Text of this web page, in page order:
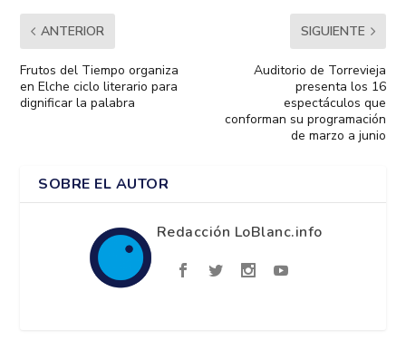
ANTERIOR
Frutos del Tiempo organiza
en Elche ciclo literario para
dignificar la palabra
SIGUIENTE
Auditorio de Torrevieja
presenta los 16
espectáculos que
conforman su programación
de marzo a junio
SOBRE EL AUTOR
Redacción LoBlanc.info